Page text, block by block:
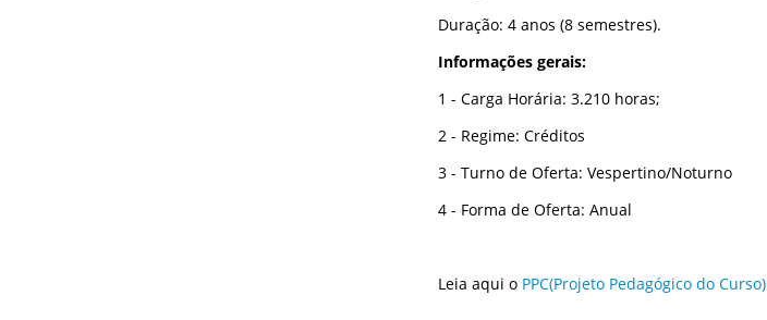
Duração: 4 anos (8 semestres).
Informações gerais:
1 - Carga Horária: 3.210 horas;
2 - Regime: Créditos
3 - Turno de Oferta: Vespertino/Noturno
4 - Forma de Oferta: Anual
Leia aqui o PPC(Projeto Pedagógico do Curso)